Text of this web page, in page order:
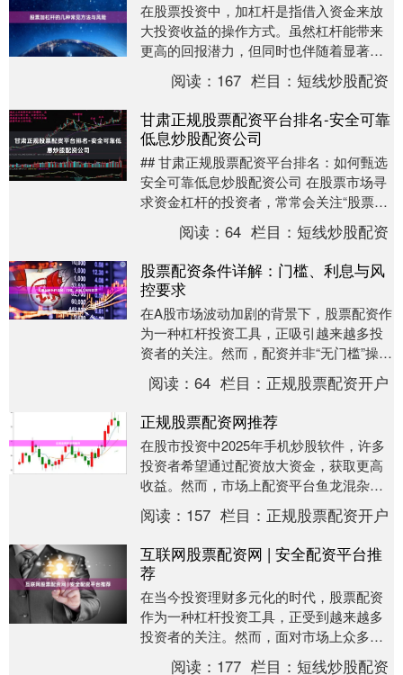
在股票投资中，加杠杆是指借入资金来放
大投资收益的操作方式。虽然杠杆能带来
更高的回报潜力，但同时也伴随着显著的
风险。本文将为投资者介绍几种常见的股
票加杠杆方法及其....
阅读： 167 栏目：短线炒股配资
甘肃正规股票配资平台排名-安全可靠
低息炒股配资公司
## 甘肃正规股票配资平台排名：如何甄选
安全可靠低息炒股配资公司 在股票市场寻
求资金杠杆的投资者，常常会关注“股票配
资”这一途径。尤其在甘肃地区，随着本地
投资者....阅读：64 栏目：短线炒股配资
股票配资条件详解：门槛、利息与风
控要求
在A股市场波动加剧的背景下，股票配资作
为一种杠杆投资工具，正吸引越来越多投
资者的关注。然而，配资并非“无门槛”操
作，了解其核心条件——资金门槛、利息
成本与风控要....
阅读：64 栏目： 正规股票配资开户
正规股票配资网推荐
在股市投资中2025年手机炒股软件，许多
投资者希望通过配资放大资金，获取更高
收益。然而，市场上配资平台鱼龙混杂，
选择一家正规、安全的配资网站至关重
要。本文将为您....
阅读： 157 栏目： 正规股票配资开户
互联网股票配资网 | 安全配资平台推
荐
在当今投资理财多元化的时代，股票配资
作为一种杠杆投资工具，正受到越来越多
投资者的关注。然而，面对市场上众多的
互联网股票配资网，如何选择安全可靠的
阅读： 177 栏目：短线炒股配资